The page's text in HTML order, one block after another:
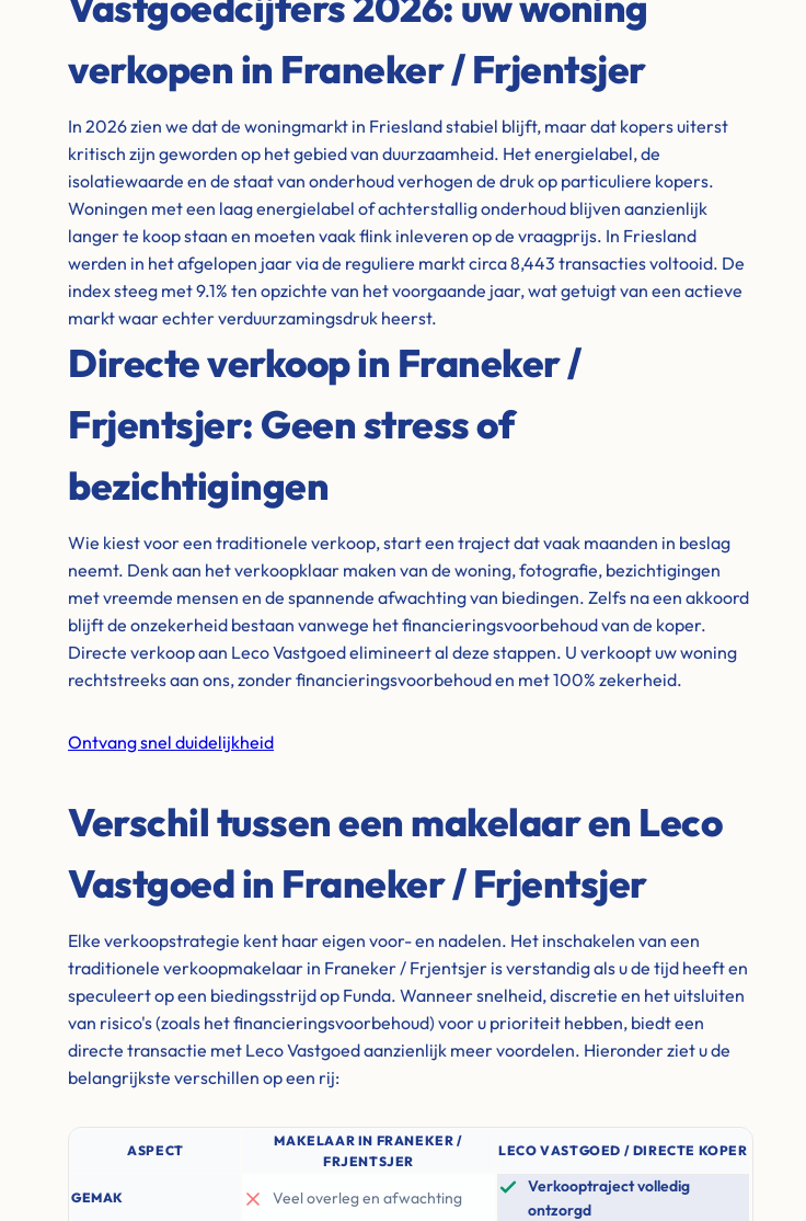
verkopen in Franeker / Frjentsjer
In 2026 zien we dat de woningmarkt in Friesland stabiel blijft, maar dat kopers uiterst
kritisch zijn geworden op het gebied van duurzaamheid. Het energielabel, de
isolatiewaarde en de staat van onderhoud verhogen de druk op particuliere kopers.
Woningen met een laag energielabel of achterstallig onderhoud blijven aanzienlijk
langer te koop staan en moeten vaak flink inleveren op de vraagprijs. In Friesland
werden in het afgelopen jaar via de reguliere markt circa 8,443 transacties voltooid. De
index steeg met 9.1% ten opzichte van het voorgaande jaar, wat getuigt van een actieve
markt waar echter verduurzamingsdruk heerst.
Directe verkoop in Franeker /
Frjentsjer: Geen stress of
bezichtigingen
Wie kiest voor een traditionele verkoop, start een traject dat vaak maanden in beslag
neemt. Denk aan het verkoopklaar maken van de woning, fotografie, bezichtigingen
met vreemde mensen en de spannende afwachting van biedingen. Zelfs na een akkoord
blijft de onzekerheid bestaan vanwege het financieringsvoorbehoud van de koper.
Directe verkoop aan Leco Vastgoed elimineert al deze stappen. U verkoopt uw woning
rechtstreeks aan ons, zonder financieringsvoorbehoud en met 100% zekerheid.
Ontvang snel duidelijkheid
Verschil tussen een makelaar en Leco
Vastgoed in Franeker / Frjentsjer
Elke verkoopstrategie kent haar eigen voor- en nadelen. Het inschakelen van een
traditionele verkoopmakelaar in Franeker / Frjentsjer is verstandig als u de tijd heeft en
speculeert op een biedingsstrijd op Funda. Wanneer snelheid, discretie en het uitsluiten
van risico's (zoals het financieringsvoorbehoud) voor u prioriteit hebben, biedt een
directe transactie met Leco Vastgoed aanzienlijk meer voordelen. Hieronder ziet u de
belangrijkste verschillen op een rij:
ASPECT
MAKELAAR IN FRANEKER /
FRJENTSJER
LECO VASTGOED / DIRECTE KOPER
GEMAK Veel overleg en afwachting
Verkooptraject volledig
ontzorgd